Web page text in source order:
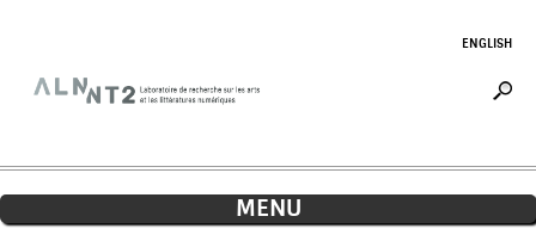
ENGLISH
MENU